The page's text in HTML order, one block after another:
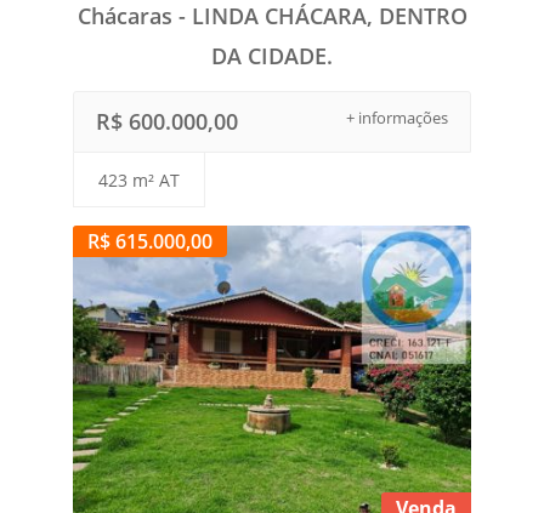
Chácaras - LINDA CHÁCARA, DENTRO
DA CIDADE.
+ informações
R$ 600.000,00
423 m² AT
R$ 615.000,00